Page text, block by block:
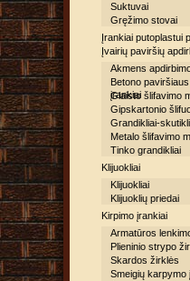
Suktuvai
Gręžimo stovai
Įrankiai putoplastui
Įvairių paviršių
Akmens
Betono
įrankiai
Glaisto šlifavimo
Gipskartonio
Grandikliai-
Metalo šlifavimo
Tinko grandikliai
Klijuokliai
Klijuokliai
Klijuoklių priedai
Kirpimo įrankiai
Armatūros
Plieninio strypo
Skardos žirklės
Smeigių karpymo